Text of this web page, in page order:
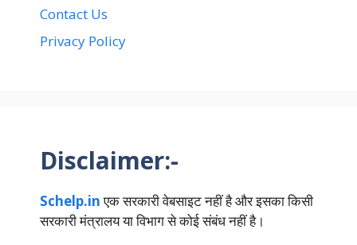
Contact Us
Privacy Policy
Disclaimer:-
Schelp.inएक सरकारी वेबसाइट नहीं है और इसका किसी
सरकारी मंत्रालय या विभाग से कोई संबंध नहीं है।